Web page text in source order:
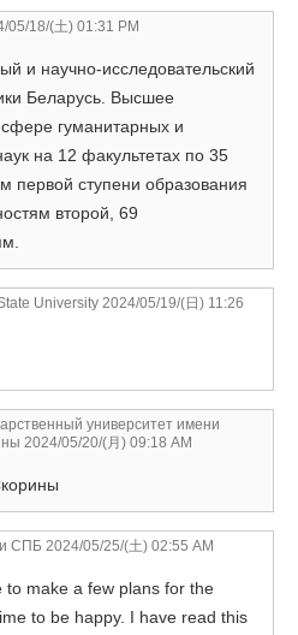
05/18/(土) 01:31 PM
и научно-исследовательский
Беларусь. Высшее
гуманитарных и
на 12 факультетах по 35
первой ступени образования
второй, 69
University 2024/05/19/(日) 11:26
университет имени
2024/05/20/(月) 09:18 AM
СПБ 2024/05/25/(土) 02:55 AM
to make a few plans for the
to be happy. I have read this